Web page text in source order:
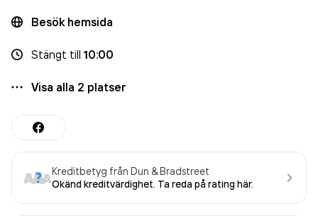
Besök hemsida
Stängt till 10:00
Visa alla 2 platser
Kreditbetyg från Dun & Bradstreet
Okänd kreditvärdighet. Ta reda på rating här.